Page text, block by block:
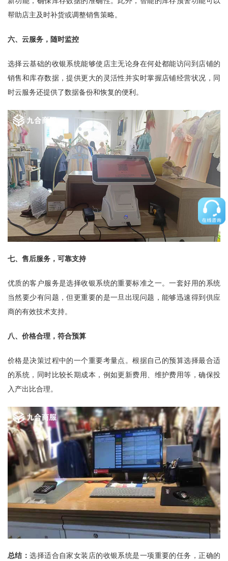
帮助店主及时补货或调整销售策略。
六、云服务，随时监控
选择云基础的收银系统能够使店主无论身在何处都能访问到店铺的
销售和库存数据，提供更大的灵活性并实时掌握店铺经营状况，同
时云服务还提供了数据备份和恢复的便利。
七、售后服务，可靠支持
优质的客户服务是选择收银系统的重要标准之一。一套好用的系统
当然要少有问题，但更重要的是一旦出现问题，能够迅速得到供应
商的有效技术支持。
八、价格合理，符合预算
价格是决策过程中的一个重要考量点。根据自己的预算选择最合适
的系统，同时比较长期成本，例如更新费用、维护费用等，确保投
入产出比合理。
总结：选择适合自家女装店的收银系统是一项重要的任务，正确的